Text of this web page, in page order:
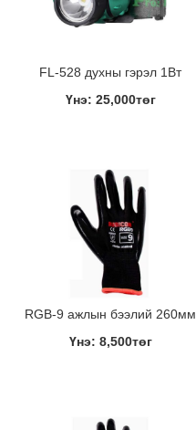
FL-528 духны гэрэл 1Вт
Үнэ: 25,000төг
RGB-9 ажлын бээлий 260мм
Үнэ: 8,500төг